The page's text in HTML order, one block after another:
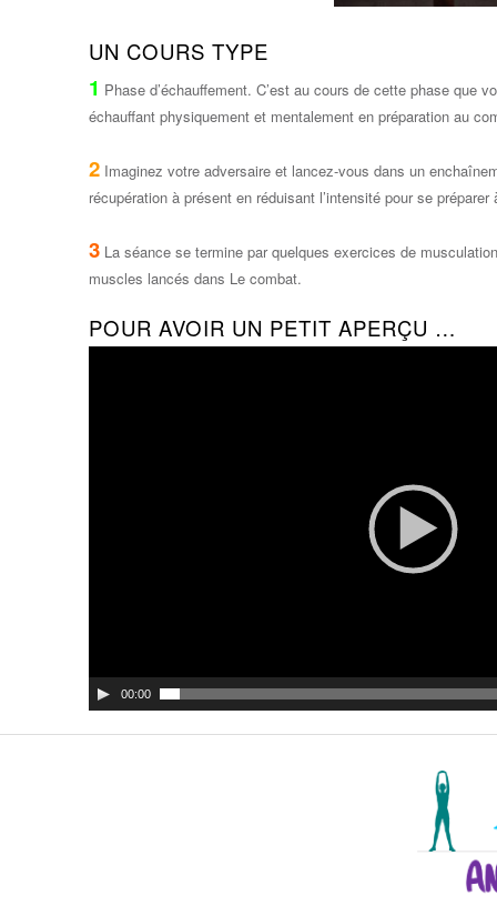
UN COURS TYPE
1 Phase d’échauffement. C’est au cours de cette phase
échauffant physiquement et mentalement en préparation au
2Imaginez votre adversaire et lancez-vous dans un
récupération à présent en réduisant l’intensité pour se
3La séance se termine par quelques exercices de
muscles lancés dans Le combat.
POUR AVOIR UN PETIT APERÇU …
00:00